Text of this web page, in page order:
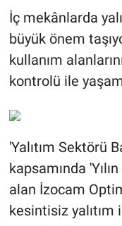
İç mekânlarda
büyük önem
kullanım
kontrolü ile
'Yalıtım Sektörü
kapsamında
alan İzocam
kesintisiz yalıtım